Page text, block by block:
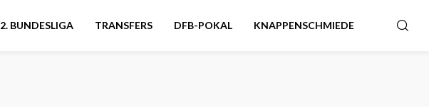
2. BUNDESLIGA TRANSFERS DFB-POKAL KNAPPENSCHMIEDE